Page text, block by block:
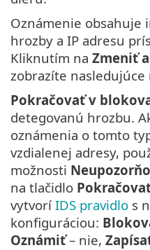
Oznámenie obsahuje
hrozby a IP adresu
Kliknutím na Zmeniť
zobrazíte nasledujúce
Pokračovať v
detegovanú hrozbu.
oznámenia o tomto
vzdialenej adresy,
možnosti
na tlačidlo
vytvorí IDS pravidlo s
konfiguráciou:
Oznámiť– nie,